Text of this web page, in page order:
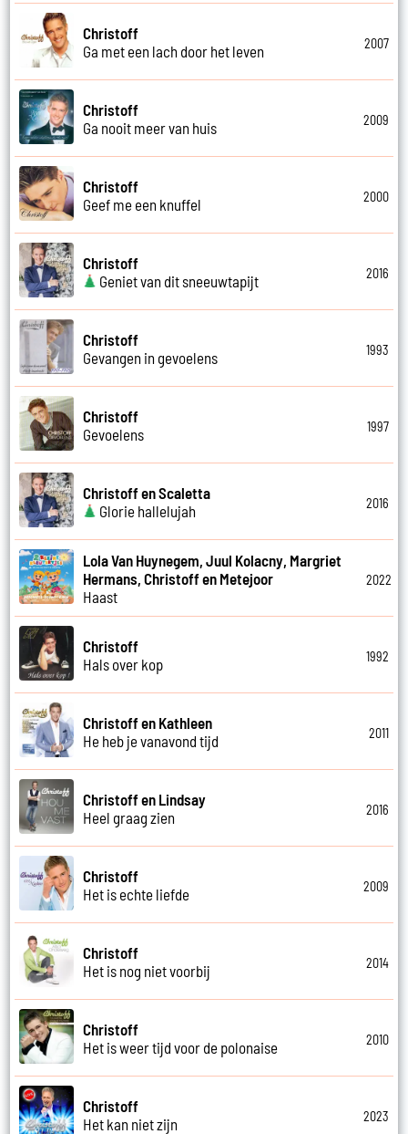
Christoff
Ga met een lach door het leven
2007
Christoff
Ga nooit meer van huis
2009
Christoff
Geef me een knuffel
2000
Christoff
Geniet van dit sneeuwtapijt
2016
Christoff
Gevangen in gevoelens
1993
Christoff
Gevoelens
1997
Christoff en Scaletta
Glorie hallelujah
2016
Lola Van Huynegem, Juul Kolacny, Margriet
Hermans, Christoff en Metejoor
Haast
2022
Christoff
Hals over kop
1992
Christoff en Kathleen
He heb je vanavond tijd
2011
Christoff en Lindsay
Heel graag zien
2016
Christoff
Het is echte liefde
2009
Christoff
Het is nog niet voorbij
2014
Christoff
Het is weer tijd voor de polonaise
2010
Christoff
Het kan niet zijn
2023